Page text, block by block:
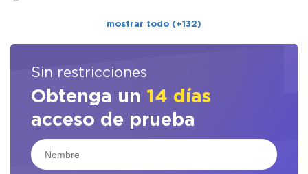
mostrar todo (+132)
Sin restricciones
Obtenga un 14 días
acceso de prueba